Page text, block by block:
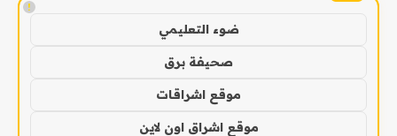
!
ضوء التعليمي
صحيفة برق
موقع اشراقات
موقع اشراق اون لاين